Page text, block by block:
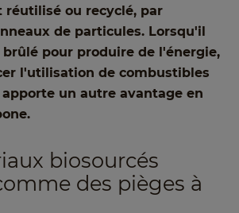
réutilisé ou recyclé, par
de particules. Lorsqu'il
pour produire de l'énergie,
l'utilisation de combustibles
un autre avantage en
biosourcés
des pièges à